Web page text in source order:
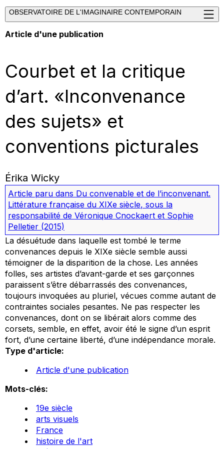
OBSERVATOIRE DE L'IMAGINAIRE CONTEMPORAIN
Article d'une publication
Courbet et la critique
d’art. «Inconvenance
des sujets» et
conventions picturales
Érika Wicky
Article paru dans Du convenable et de l’inconvenant.
Littérature française du XIXe siècle, sous la
responsabilité de Véronique Cnockaert et Sophie
Pelletier (2015)
La désuétude dans laquelle est tombé le terme
convenances depuis le XIXe siècle semble aussi
témoigner de la disparition de la chose. Les années
folles, ses artistes d’avant-garde et ses garçonnes
paraissent s’être débarrassés des convenances,
toujours invoquées au pluriel, vécues comme autant de
contraintes sociales pesantes. Ne pas respecter les
convenances, dont on se libérait alors comme des
corsets, semble, en effet, avoir été le signe d’un esprit
fort, d’une certaine liberté, d’une indépendance morale.
Type d'article:
Article d'une publication
Mots-clés:
19e siècle
arts visuels
France
histoire de l'art